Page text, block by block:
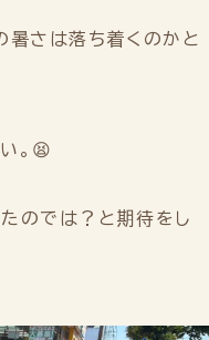
暑さは落ち着くのかと
。😫
のでは？と期待をし